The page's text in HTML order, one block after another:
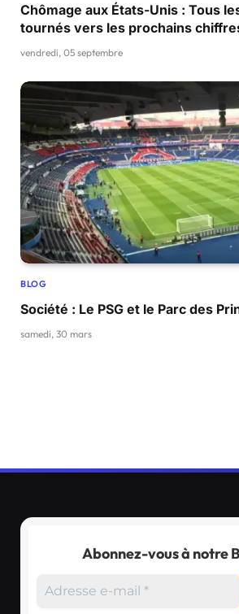
Chômage aux États-Unis : Tous
tournés vers les prochains
vendredi, 05 septembre
BLOG
Société : Le PSG et le Parc des
samedi, 30 mars
Abonnez-vous à notre